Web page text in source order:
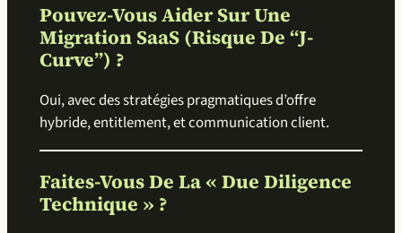
Pouvez-Vous Aider Sur Une
Migration SaaS (risque De “J-
Curve”) ?
Oui, avec des stratégies pragmatiques d’offre
hybride, entitlement, et communication client.
Faites-Vous De La « Due Diligence
Technique » ?